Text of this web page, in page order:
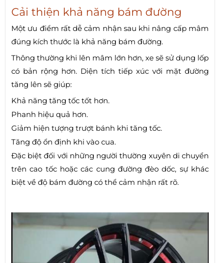
Cải thiện khả năng bám đường
Một ưu điểm rất dễ cảm nhận sau khi nâng cấp mâm
đúng kích thước là khả năng bám đường.
Thông thường khi lên mâm lớn hơn, xe sẽ sử dụng lốp
có bản rộng hơn. Diện tích tiếp xúc với mặt đường
tăng lên sẽ giúp:
Khả năng tăng tốc tốt hơn.
Phanh hiệu quả hơn.
Giảm hiện tượng trượt bánh khi tăng tốc.
Tăng độ ổn định khi vào cua.
Đặc biệt đối với những người thường xuyên di chuyển
trên cao tốc hoặc các cung đường đèo dốc, sự khác
biệt về độ bám đường có thể cảm nhận rất rõ.